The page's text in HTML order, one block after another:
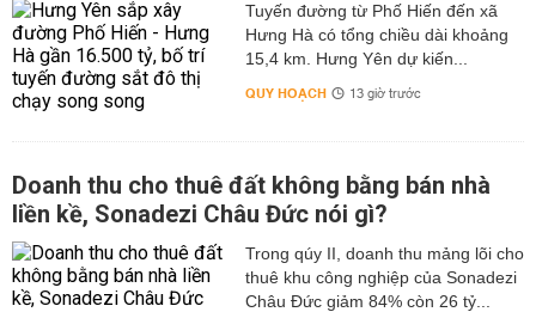
Tuyến đường từ Phố Hiến đến xã
Hưng Hà có tổng chiều dài khoảng
15,4 km. Hưng Yên dự kiến...
QUY HOẠCH 13 giờ trước
Doanh thu cho thuê đất không bằng bán nhà
liền kề, Sonadezi Châu Đức nói gì?
Trong qúy II, doanh thu mảng lõi cho
thuê khu công nghiệp của Sonadezi
Châu Đức giảm 84% còn 26 tỷ...